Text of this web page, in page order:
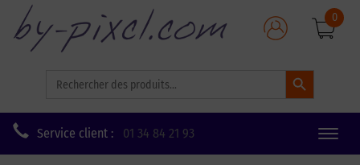
for:
Search Button
0
Service client : 01 34 84 21 93
Toggle